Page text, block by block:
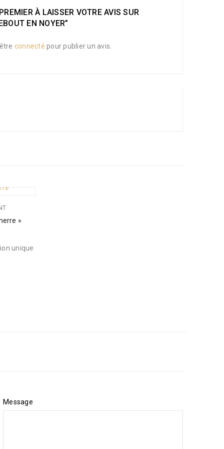
À LAISSER VOTRE AVIS SUR
EN NOYER”
connecté pour publier un avis.
»
unique
Message